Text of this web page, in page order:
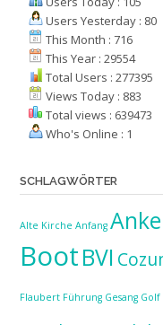
Users Yesterday : 80
This Month : 716
This Year : 29554
Total Users : 277395
Views Today : 883
Total views : 639473
Who's Online : 1
SCHLAGWÖRTER
Alte Kirche Anfang
BootBVI
Flaubert Führung Gesang Golf